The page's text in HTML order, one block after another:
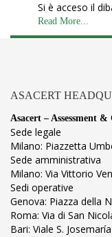
Si è acceso il
Read More...
ASACERT
Asacert – Assessment
Sede legale
Milano: Piazzetta
Sede amministrativa
Milano: Via Vittorio
Sedi operative
Genova: Piazza della
Roma: Via di San
Bari: Viale S.